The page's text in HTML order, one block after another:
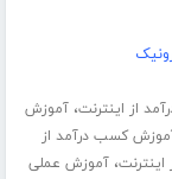
از اینترنت،آموزش
کسب درآمد از
،آموزش عملی